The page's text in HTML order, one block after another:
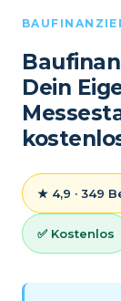
Dein
★ 4,9 · 349
✅ Kostenlos